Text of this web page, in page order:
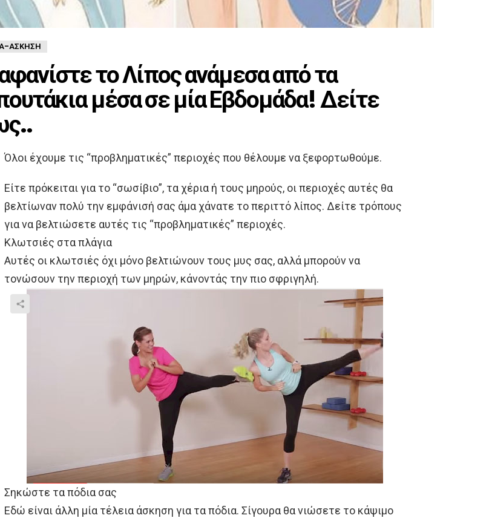
ΆΣΚΗΣΗ
το Λίπος ανάμεσα από τα
μέσα σε μία Εβδομάδα! Δείτε
Όλοι έχουμε τις “προβληματικές” περιοχές που θέλουμε να ξεφορτωθούμε.
Είτε πρόκειται για το “σωσίβιο”, τα χέρια ή τους μηρούς, οι περιοχές αυτές θα
βελτίωναν πολύ την εμφάνισή σας άμα χάνατε το περιττό λίπος. Δείτε τρόπους
για να βελτιώσετε αυτές τις “προβληματικές” περιοχές.
Κλωτσιές στα πλάγια
Αυτές οι κλωτσιές όχι μόνο βελτιώνουν τους μυς σας, αλλά μπορούν να
τονώσουν την περιοχή των μηρών, κάνοντάς την πιο σφριγηλή.
Σηκώστε τα πόδια σας
Εδώ είναι άλλη μία τέλεια άσκηση για τα πόδια. Σίγουρα θα νιώσετε το κάψιμο